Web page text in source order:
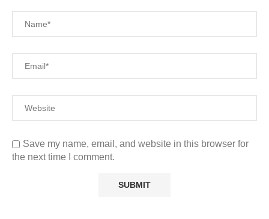
Save my name, email, and website in this browser for
the next time I comment.